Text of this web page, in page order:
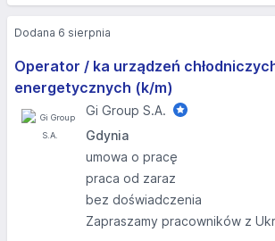
Operator / ka urządzeń
energetycznych (k/m)
Gi Group S.A.
Gdynia
umowa o pracę
praca od zaraz
bez doświadczenia
Zapraszamy pracowników z
Dodana 6 sierpnia